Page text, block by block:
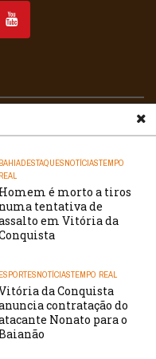
BAHIADESTAQUESNOTÍCIASTEMPO
REAL
Homem é morto a tiros
numa tentativa de
em Vitória da
ESPORTESNOTÍCIASTEMPO REAL
da Conquista
contratação do
Nonato para o
CONTATO